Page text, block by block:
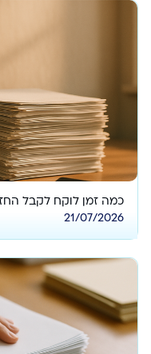
כמה זמן לוקח לקבל
21/07/2026